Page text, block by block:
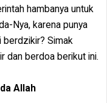
hambanya untuk
Nya, karena punya
berdzikir? Simak
dan berdoa berikut ini.
Allah